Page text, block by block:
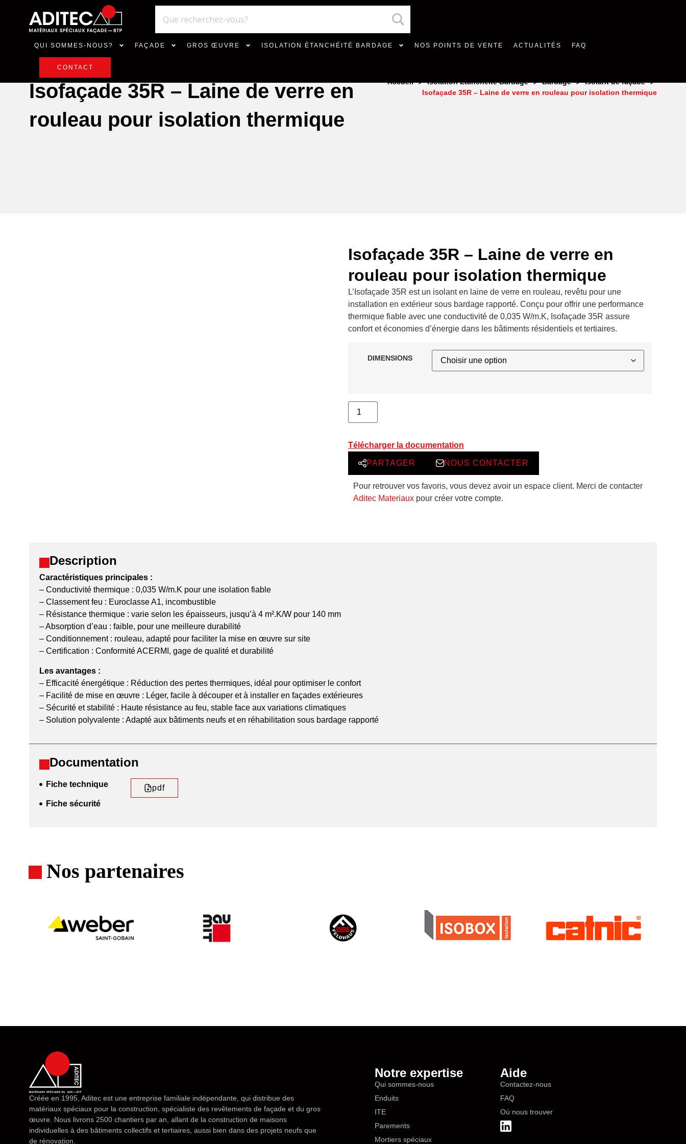
QUI SOMMES-NOUS? FAÇADE GROS ŒUVRE ISOLATION ÉTANCHÉITÉ BARDAGE NOS POINTS DE VENTE ACTUALITÉS FAQ
CONTACT
Isofaçade 35R – Laine de verre en
rouleau pour isolation thermique
Accueil > Isolation Étanchéité Bardage > Bardage > Isolant de façade >
Isofaçade 35R – Laine de verre en rouleau pour isolation thermique
Isofaçade 35R – Laine de verre en
rouleau pour isolation thermique
L’Isofaçade 35R est un isolant en laine de verre en rouleau, revêtu pour une
installation en extérieur sous bardage rapporté. Conçu pour offrir une performance
thermique fiable avec une conductivité de 0,035 W/m.K, Isofaçade 35R assure
confort et économies d’énergie dans les bâtiments résidentiels et tertiaires.
DIMENSIONS
Télécharger la documentation
PARTAGER NOUS CONTACTER
Pour retrouver vos favoris, vous devez avoir un espace client. Merci de contacter
Aditec Materiaux pour créer votre compte.
Description
Caractéristiques principales :
– Conductivité thermique : 0,035 W/m.K pour une isolation fiable
– Classement feu : Euroclasse A1, incombustible
– Résistance thermique : varie selon les épaisseurs, jusqu’à 4 m².K/W pour 140 mm
– Absorption d’eau : faible, pour une meilleure durabilité
– Conditionnement : rouleau, adapté pour faciliter la mise en œuvre sur site
– Certification : Conformité ACERMI, gage de qualité et durabilité
Les avantages :
– Efficacité énergétique : Réduction des pertes thermiques, idéal pour optimiser le confort
– Facilité de mise en œuvre : Léger, facile à découper et à installer en façades extérieures
– Sécurité et stabilité : Haute résistance au feu, stable face aux variations climatiques
– Solution polyvalente : Adapté aux bâtiments neufs et en réhabilitation sous bardage rapporté
Documentation
Fiche technique
pdf
Fiche sécurité
Nos partenaires
Créée en 1995, Aditec est une entreprise familiale indépendante, qui distribue des
matériaux spéciaux pour la construction, spécialiste des revêtements de façade et du gros
œuvre. Nous livrons 2500 chantiers par an, allant de la construction de maisons
individuelles à des bâtiments collectifs et tertiaires, aussi bien dans des projets neufs que
de rénovation.
Notre expertise
Qui sommes-nous
Enduits
ITE
Parements
Mortiers spéciaux
Aide
Contactez-nous
FAQ
Où nous trouver